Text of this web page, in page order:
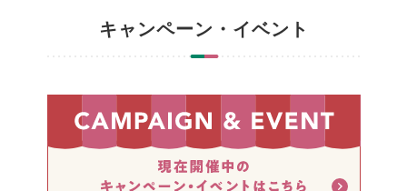
キャンペーン・イベント